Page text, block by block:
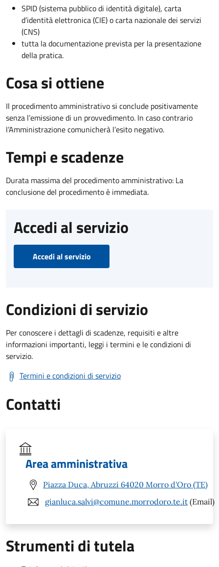
SPID (sistema pubblico di identità digitale), carta
d’identità elettronica (CIE) o carta nazionale dei servizi
(CNS)
tutta la documentazione prevista per la presentazione
della pratica.
Cosa si ottiene
Il procedimento amministrativo si conclude positivamente
senza l’emissione di un provvedimento. In caso contrario
l’Amministrazione comunicherà l’esito negativo.
Tempi e scadenze
Durata massima del procedimento amministrativo: La
conclusione del procedimento è immediata.
Accedi al servizio
Accedi al servizio
Condizioni di servizio
Per conoscere i dettagli di scadenze, requisiti e altre
informazioni importanti, leggi i termini e le condizioni di
servizio.
Termini e condizioni di servizio
Contatti
Area amministrativa
Piazza Duca, Abruzzi 64020 Morro d'Oro (TE)
gianluca.salvi@comune.morrodoro.te.it (Email)
Strumenti di tutela